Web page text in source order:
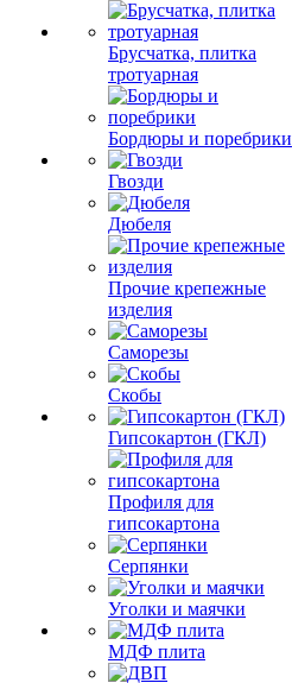
Брусчатка, плитка
тротуарная
Бордюры и поребрики
Гвозди
Дюбеля
Прочие крепежные
изделия
Саморезы
Скобы
Гипсокартон (ГКЛ)
Профиля для
гипсокартона
Серпянки
Уголки и маячки
МДФ плита